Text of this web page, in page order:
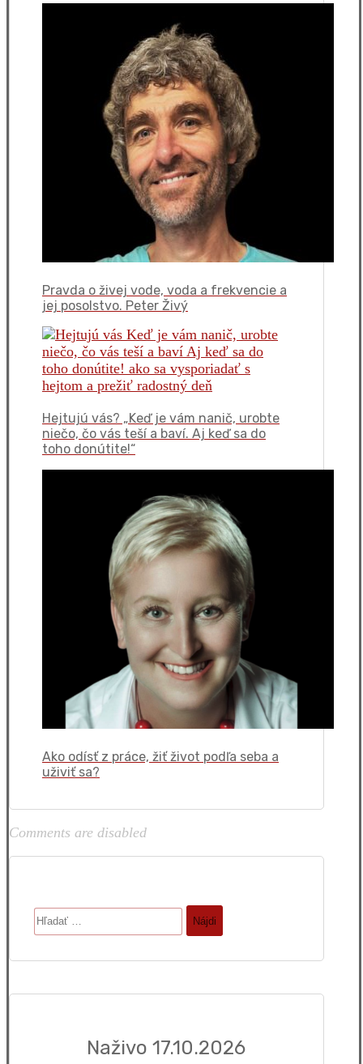
Pravda o živej vode, voda a frekvencie a
jej posolstvo. Peter Živý
Hejtujú vás? „Keď je vám nanič, urobte
niečo, čo vás teší a baví. Aj keď sa do
toho donútite!“
Ako odísť z práce, žiť život podľa seba a
uživiť sa?
Comments are disabled
Hľadať:
Naživo 17.10.2026